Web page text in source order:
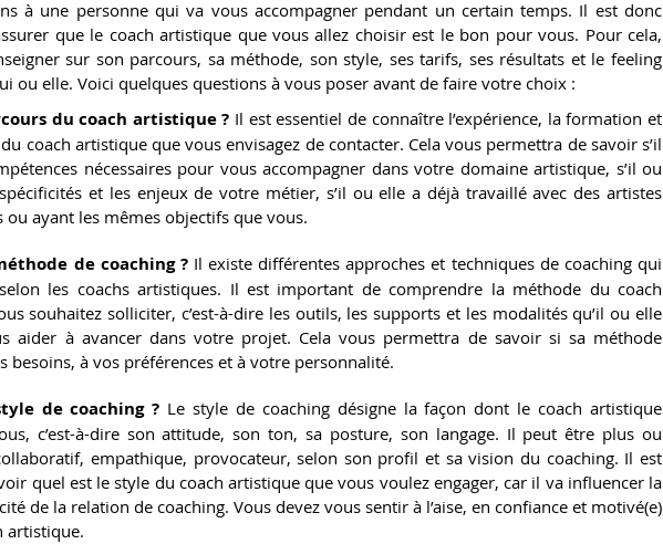
à une personne qui va vous accompagner pendant un certain temps. Il est donc
que le coach artistique que vous allez choisir est le bon pour vous. Pour cela,
sur son parcours, sa méthode, son style, ses tarifs, ses résultats et le feeling
ou elle. Voici quelques questions à vous poser avant de faire votre choix :
du coach artistique ? Il est essentiel de connaître l’expérience, la formation et
coach artistique que vous envisagez de contacter. Cela vous permettra de savoir s’il
nécessaires pour vous accompagner dans votre domaine artistique, s’il ou
et les enjeux de votre métier, s’il ou elle a déjà travaillé avec des artistes
ou ayant les mêmes objectifs que vous.
de coaching ? Il existe différentes approches et techniques de coaching qui
les coachs artistiques. Il est important de comprendre la méthode du coach
souhaitez solliciter, c’est-à-dire les outils, les supports et les modalités qu’il ou elle
aider à avancer dans votre projet. Cela vous permettra de savoir si sa méthode
besoins, à vos préférences et à votre personnalité.
de coaching ? Le style de coaching désigne la façon dont le coach artistique
c’est-à-dire son attitude, son ton, sa posture, son langage. Il peut être plus ou
empathique, provocateur, selon son profil et sa vision du coaching. Il est
quel est le style du coach artistique que vous voulez engager, car il va influencer la
de la relation de coaching. Vous devez vous sentir à l’aise, en confiance et motivé(e)
artistique.